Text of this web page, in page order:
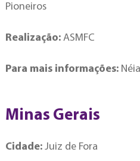
Pioneiros
Realização: ASMFC
Para mais informações:
Minas Gerais
Cidade: Juiz de Fora